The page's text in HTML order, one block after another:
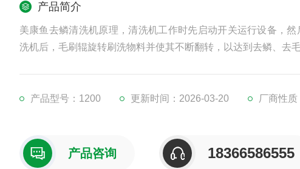
产品简介
美康鱼去鳞清洗机原理，清洗机工作时先启动开关运行设备，
洗机后，毛刷辊旋转刷洗物料并使其不断翻转，以达到去鳞、去
产品型号：1200 更新时间：2026-03-20 厂商性
产品咨询 18366586555